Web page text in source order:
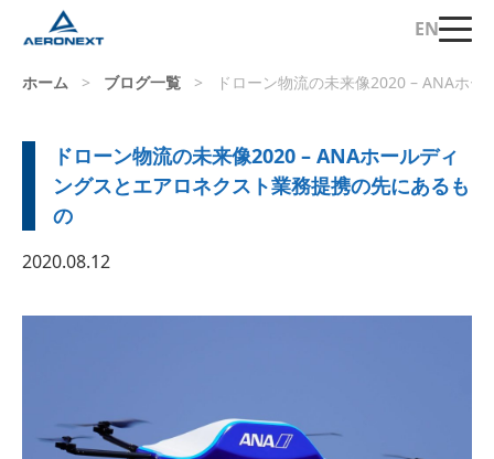
EN
ホーム > ブログ一覧 > ドローン物流の未来像2020 – ANAホ
ドローン物流の未来像2020 – ANAホールディ
ングスとエアロネクスト業務提携の先にあるも
の
2020.08.12